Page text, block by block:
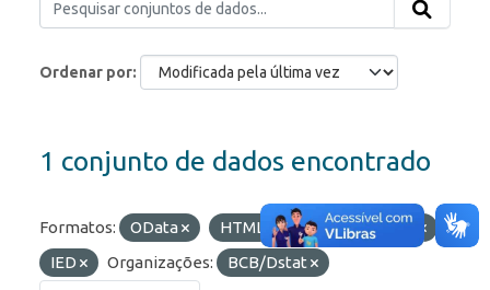
Ordenar por
1 conjunto de dados encontrado
Formatos: OData HTML Etiquetas:
ROF
IED
Organizações: BCB/Dstat